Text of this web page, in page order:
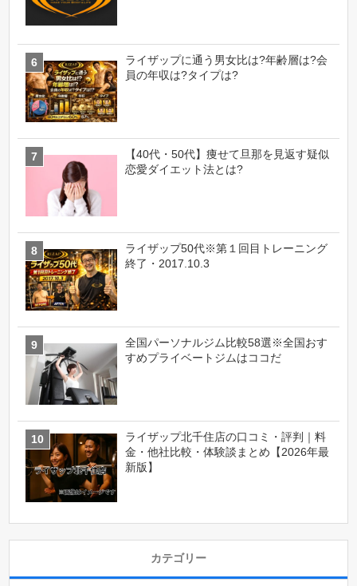
ライザップに通う男女比は?年齢層は?会
員の年収は?タイプは?
【40代・50代】痩せて旦那を見返す疑似
恋愛ダイエット法とは?
ライザップ50代※第１回目トレーニング
終了・2017.10.3
全国パーソナルジム比較58選※全国おす
すめプライベートジムはココだ
ライザップ北千住店の口コミ・評判｜料
金・他社比較・体験談まとめ【2026年最
新版】
カテゴリー